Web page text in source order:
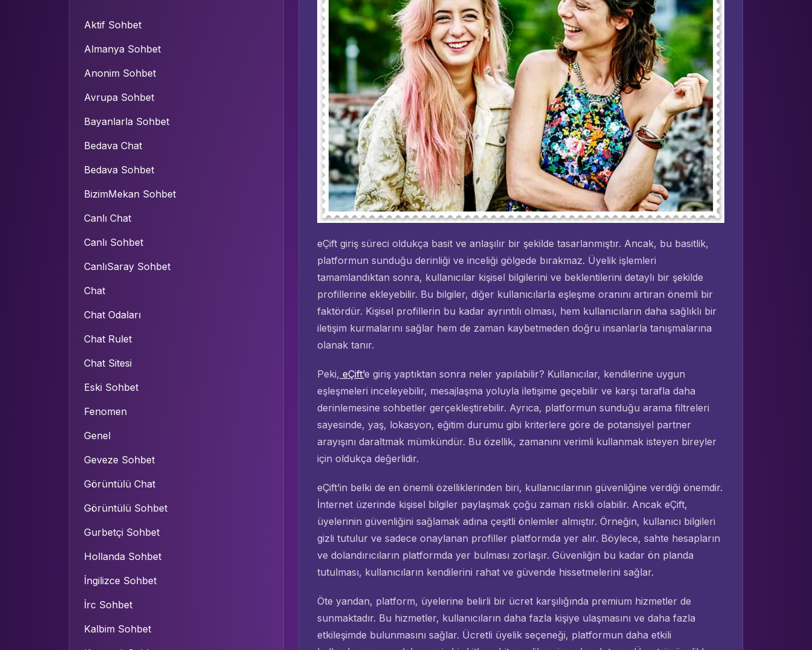
eÇift giriş süreci oldukça basit ve anlaşılır bir şekilde tasarlanmıştır. Ancak, bu basitlik,
platformun sunduğu derinliği ve inceliği gölgede bırakmaz. Üyelik işlemleri
tamamlandıktan sonra, kullanıcılar kişisel bilgilerini ve beklentilerini detaylı bir şekilde
profillerine ekleyebilir. Bu bilgiler, diğer kullanıcılarla eşleşme oranını artıran önemli bir
faktördür. Kişisel profillerin bu kadar ayrıntılı olması, hem kullanıcıların daha sağlıklı bir
iletişim kurmalarını sağlar hem de zaman kaybetmeden doğru insanlarla tanışmalarına
olanak tanır.
Peki, eÇift’e giriş yaptıktan sonra neler yapılabilir? Kullanıcılar, kendilerine uygun
eşleşmeleri inceleyebilir, mesajlaşma yoluyla iletişime geçebilir ve karşı tarafla daha
derinlemesine sohbetler gerçekleştirebilir. Ayrıca, platformun sunduğu arama filtreleri
sayesinde, yaş, lokasyon, eğitim durumu gibi kriterlere göre de potansiyel partner
arayışını daraltmak mümkündür. Bu özellik, zamanını verimli kullanmak isteyen bireyler
için oldukça değerlidir.
eÇift’in belki de en önemli özelliklerinden biri, kullanıcılarının güvenliğine verdiği önemdir.
İnternet üzerinde kişisel bilgiler paylaşmak çoğu zaman riskli olabilir. Ancak eÇift,
üyelerinin güvenliğini sağlamak adına çeşitli önlemler almıştır. Örneğin, kullanıcı bilgileri
gizli tutulur ve sadece onaylanan profiller platformda yer alır. Böylece, sahte hesapların
ve dolandırıcıların platformda yer bulması zorlaşır. Güvenliğin bu kadar ön planda
tutulması, kullanıcıların kendilerini rahat ve güvende hissetmelerini sağlar.
Öte yandan, platform, üyelerine belirli bir ücret karşılığında premium hizmetler de
sunmaktadır. Bu hizmetler, kullanıcıların daha fazla kişiye ulaşmasını ve daha fazla
etkileşimde bulunmasını sağlar. Ücretli üyelik seçeneği, platformun daha etkili
Aktif Sohbet
Almanya Sohbet
Anonim Sohbet
Avrupa Sohbet
Bayanlarla Sohbet
Bedava Chat
Bedava Sohbet
BizimMekan Sohbet
Canlı Chat
Canlı Sohbet
CanlıSaray Sohbet
Chat
Chat Odaları
Chat Rulet
Chat Sitesi
Eski Sohbet
Fenomen
Genel
Geveze Sohbet
Görüntülü Chat
Görüntülü Sohbet
Gurbetçi Sohbet
Hollanda Sohbet
İngilizce Sohbet
İrc Sohbet
Kalbim Sohbet